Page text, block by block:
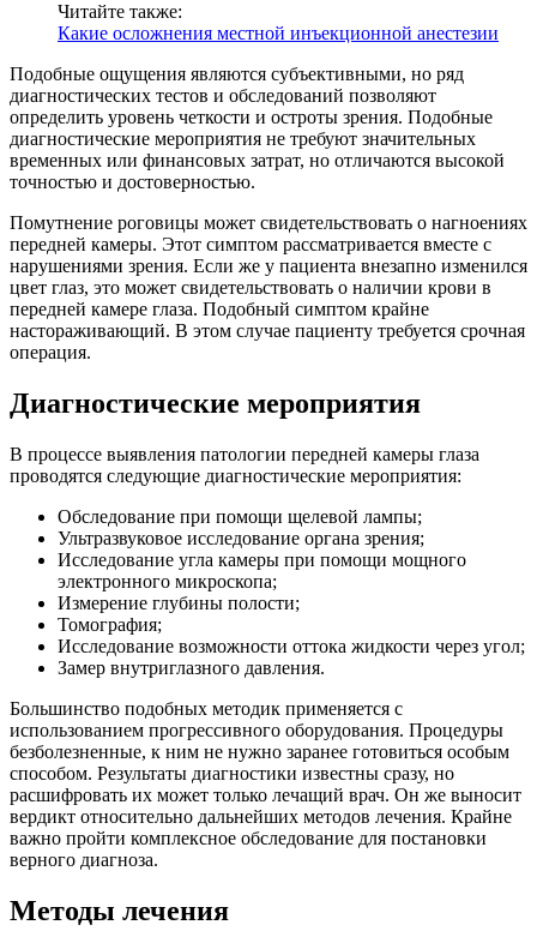
Читайте также:
Какие осложнения местной инъекционной анестезии
Подобные ощущения являются субъективными, но ряд
диагностических тестов и обследований позволяют
определить уровень четкости и остроты зрения. Подобные
диагностические мероприятия не требуют значительных
временных или финансовых затрат, но отличаются высокой
точностью и достоверностью.
Помутнение роговицы может свидетельствовать о нагноениях
передней камеры. Этот симптом рассматривается вместе с
нарушениями зрения. Если же у пациента внезапно изменился
цвет глаз, это может свидетельствовать о наличии крови в
передней камере глаза. Подобный симптом крайне
настораживающий. В этом случае пациенту требуется срочная
операция.
Диагностические мероприятия
В процессе выявления патологии передней камеры глаза
проводятся следующие диагностические мероприятия:
Обследование при помощи щелевой лампы;
Ультразвуковое исследование органа зрения;
Исследование угла камеры при помощи мощного
электронного микроскопа;
Измерение глубины полости;
Томография;
Исследование возможности оттока жидкости через угол;
Замер внутриглазного давления.
Большинство подобных методик применяется с
использованием прогрессивного оборудования. Процедуры
безболезненные, к ним не нужно заранее готовиться особым
способом. Результаты диагностики известны сразу, но
расшифровать их может только лечащий врач. Он же выносит
вердикт относительно дальнейших методов лечения. Крайне
важно пройти комплексное обследование для постановки
верного диагноза.
Методы лечения